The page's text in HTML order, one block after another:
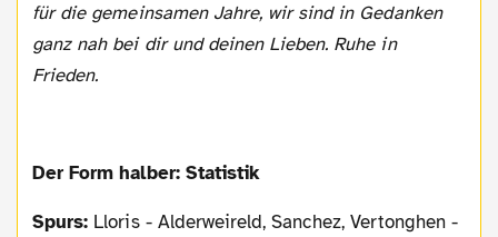
für die gemeinsamen Jahre, wir sind in Gedanken
ganz nah bei dir und deinen Lieben. Ruhe in
Frieden.
Der Form halber: Statistik
Spurs: Lloris - Alderweireld, Sanchez, Vertonghen -